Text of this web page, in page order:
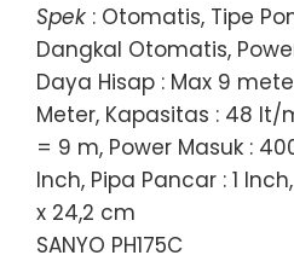
Spek : Otomatis, Tipe
Dangkal Otomatis,
Daya Hisap : Max 9
Meter, Kapasitas : 48
= 9 m, Power Masuk :
Inch, Pipa Pancar : 1
x 24,2 cm
SANYO PH175C